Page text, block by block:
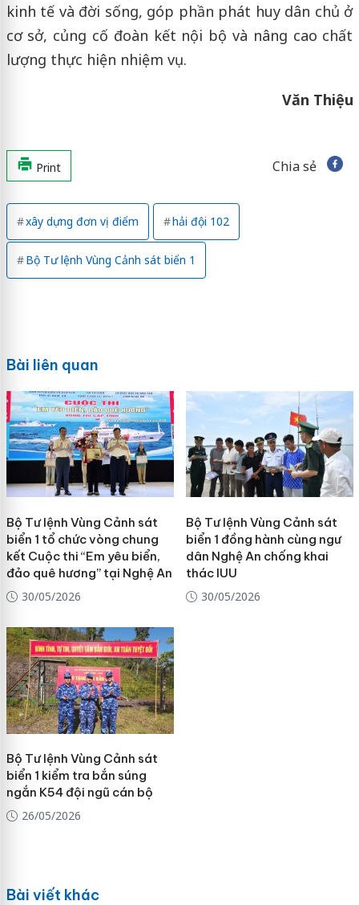
kinh tế và đời sống, góp phần phát huy dân chủ ở
cơ sở, củng cố đoàn kết nội bộ và nâng cao chất
lượng thực hiện nhiệm vụ.
Văn Thiệu
Print Chia sẻ
xây dựng đơn vị điểm hải đội 102
Bộ Tư lệnh Vùng Cảnh sát biển 1
Bài liên quan
Bộ Tư lệnh Vùng Cảnh sát
biển 1 tổ chức vòng chung
kết Cuộc thi “Em yêu biển,
đảo quê hương” tại Nghệ An
30/05/2026
Bộ Tư lệnh Vùng Cảnh sát
biển 1 đồng hành cùng ngư
dân Nghệ An chống khai
thác IUU
30/05/2026
Bộ Tư lệnh Vùng Cảnh sát
biển 1 kiểm tra bắn súng
ngắn K54 đội ngũ cán bộ
26/05/2026
Bài viết khác